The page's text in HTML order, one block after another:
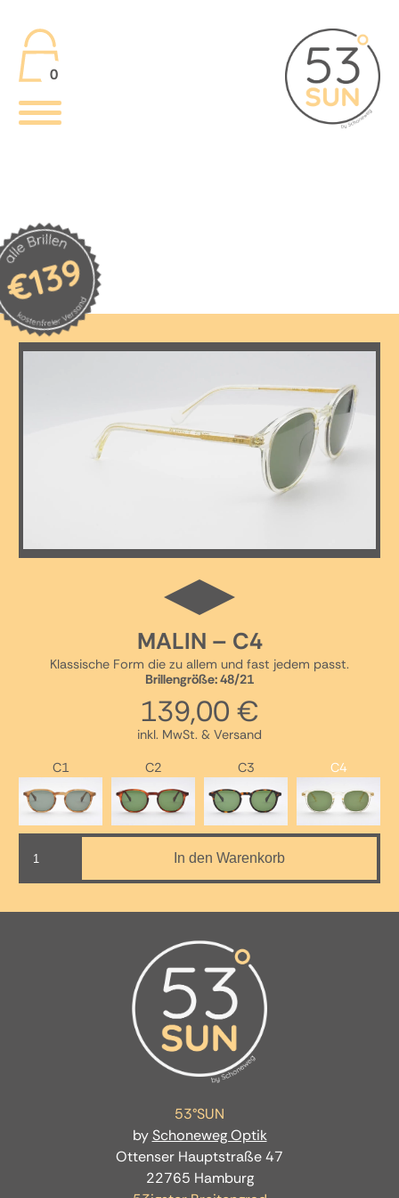
0
€139
MALIN – C4
Klassische Form die zu allem und fast jedem passt.
Brillengröße: 48/21
139,00 €
inkl. MwSt. & Versand
C1 C2 C3 C4
C4
In den Warenkorb
53°SUN
bySchoneweg Optik
Ottenser Hauptstraße 47
22765 Hamburg